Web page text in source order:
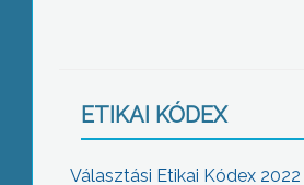
ETIKAI KÓDEX
Választási Etikai Kódex 2022